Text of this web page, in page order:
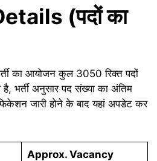
(पदों का
का आयोजन कुल 3050 रिक्त पदों
भर्ती अनुसार पद संख्या का अंतिम
जारी होने के बाद यहां अपडेट कर
Approx. Vacancy